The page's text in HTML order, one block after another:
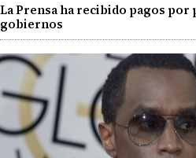
La Prensa ha recibido pagos por
gobiernos